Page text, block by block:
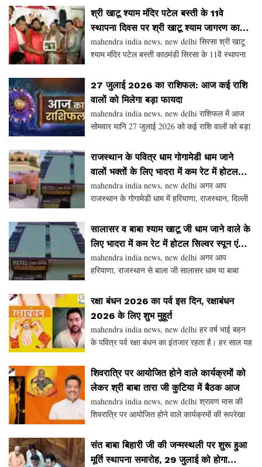
श्री खाटू श्याम मंदिर पटेल बस्ती के 11वे
स्थापना दिवस पर श्री खाटू श्याम जागरण का
आयोजन
mahendra india news, new delhi सिरसा श्री खाटू
श्याम मंदिर पटेल बस्ती काठमंडी सिरसा के 11वें स्थापना
आयोजन किया गया। जिसमें पूर्व गृहराज्यमंत्री एवं हल
27 जुलाई 2026 का राशिफल: आज कई राशि
वालों को मिलेगा बड़ा फायदा
mahendra india news, new delhi राशिफल में आज
सोमवार यानि 27 जुलाई 2026 को कई राशि वालों को बड़ा
चलना होगा। वैसे देखे तो सोमवार का दिन भगवान शिव भो
राजस्थान के पवित्र धाम गोगामेडी धाम जाने
वालों भक्तों के लिए भादरा में कम रेट में होटल
सिल्वर स्पून एंड रेस्टोरेंट में बेहतर सुविधा
mahendra india news, new delhi अगर आप
राजस्थान के गोगामेडी धाम में हरियाणा, राजस्थान, दिल्ली
जिला के भादरा शहर में बस स्टैंड के समीप होटल सिल्वर
सालासर व बाबा श्याम खाटू जी धाम जाने वाले के
लिए भादरा में कम रेट में होटल सिल्वर स्पून एंड
रेस्टोरेंट बढिय़ा
mahendra india news, new delhi अगर आप
हरियाणा, राजस्थान से बाला जी सालासर धाम या बाबा
जिला के भादरा शहर में बस स्टैंड के समीप होटल सिल्वर
स्पून
रक्षा बंधन 2026 का पर्व इस दिन, रक्षाबंधन
2026 के लिए शुभ मुहूर्त
mahendra india news, new delhi हर वर्ष भाई बहन
के पवित्र पर्व रक्षा बंधन का इंतजार रहता है। हर साल यह
दिन बहनें अपने भाई की कलाई पर राखी बांधत
शिवरात्रि पर आयोजित होने वाले कार्यक्रमों को
लेकर श्री बाबा तारा जी कुटिया में बैठक आज
mahendra india news, new delhi श्रावण मास की
शिवरात्रि पर आयोजित होने वाले कार्यक्रमों की रूपरेखा
शाम 4 बजे रानियां रोड़ स्थित श्री बाबा तारा जी कुटिय
संत बाबा बिहारी जी की जन्मस्थली पर शुरू हुआ
मूर्ति स्थापना समारोह, 29 जुलाई को होगा